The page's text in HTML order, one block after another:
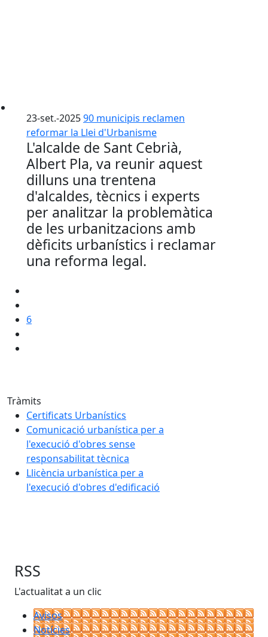
23-set.-202590 municipis reclamen
reformar la Llei d'Urbanisme
L'alcalde de Sant Cebrià,
Albert Pla, va reunir aquest
dilluns una trentena
d'alcaldes, tècnics i experts
per analitzar la problemàtica
de les urbanitzacions amb
dèficits urbanístics i reclamar
una reforma legal.
6
Tràmits
Certificats Urbanístics
Comunicació urbanística per a
l'execució d'obres sense
responsabilitat tècnica
Llicència urbanística per a
l'execució d'obres d'edificació
RSS
L'actualitat a un clic
Avisos
Notícies